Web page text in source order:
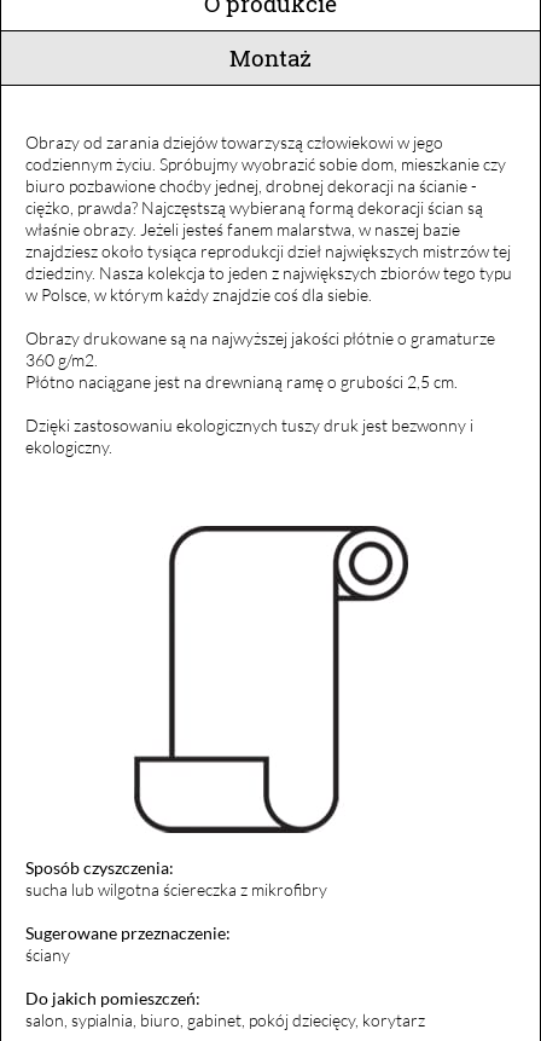
Montaż
Obrazy od zarania dziejów towarzyszą człowiekowi w jego
codziennym życiu. Spróbujmy wyobrazić sobie dom, mieszkanie czy
biuro pozbawione choćby jednej, drobnej dekoracji na ścianie -
ciężko, prawda? Najczęstszą wybieraną formą dekoracji ścian są
właśnie obrazy. Jeżeli jesteś fanem malarstwa, w naszej bazie
znajdziesz około tysiąca reprodukcji dzieł największych mistrzów tej
dziedziny. Nasza kolekcja to jeden z największych zbiorów tego typu
w Polsce, w którym każdy znajdzie coś dla siebie.
Obrazy drukowane są na najwyższej jakości płótnie o gramaturze
360 g/m2.
Płótno naciągane jest na drewnianą ramę o grubości 2,5 cm.
Dzięki zastosowaniu ekologicznych tuszy druk jest bezwonny i
ekologiczny.
Sposób czyszczenia:
sucha lub wilgotna ściereczka z mikrofibry
Sugerowane przeznaczenie:
ściany
Do jakich pomieszczeń:
salon, sypialnia, biuro, gabinet, pokój dziecięcy, korytarz